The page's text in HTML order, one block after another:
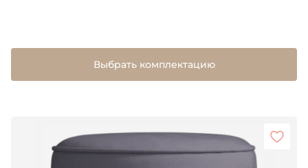
Выбрать комплектацию